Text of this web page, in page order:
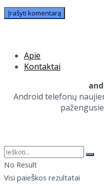
Apie
Kontaktai
Android telefonų
No Result
Visi paieškos rezultatai